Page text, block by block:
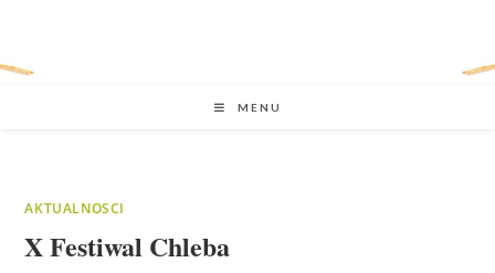
MENU
AKTUALNOSCI
X Festiwal Chleba